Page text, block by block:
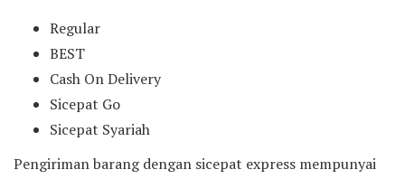
Regular
BEST
Cash On Delivery
Sicepat Go
Sicepat Syariah
Pengiriman barang dengan sicepat express mempunyai